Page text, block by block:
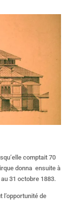
comptait 70
donna ensuite à
31 octobre 1883.
l’opportunité de